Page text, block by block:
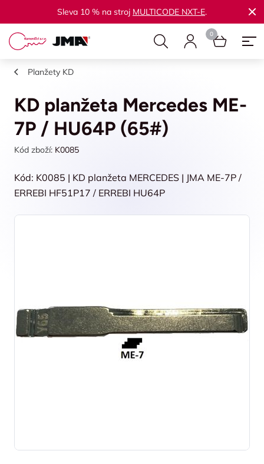
Sleva 10 % na stroj MULTICODE NXT-E.
Planžety KD
KD planžeta Mercedes ME-
7P / HU64P (65#)
Kód zboží: K0085
Kód: K0085 | KD planžeta MERCEDES | JMA ME-7P /
ERREBI HF51P17 / ERREBI HU64P